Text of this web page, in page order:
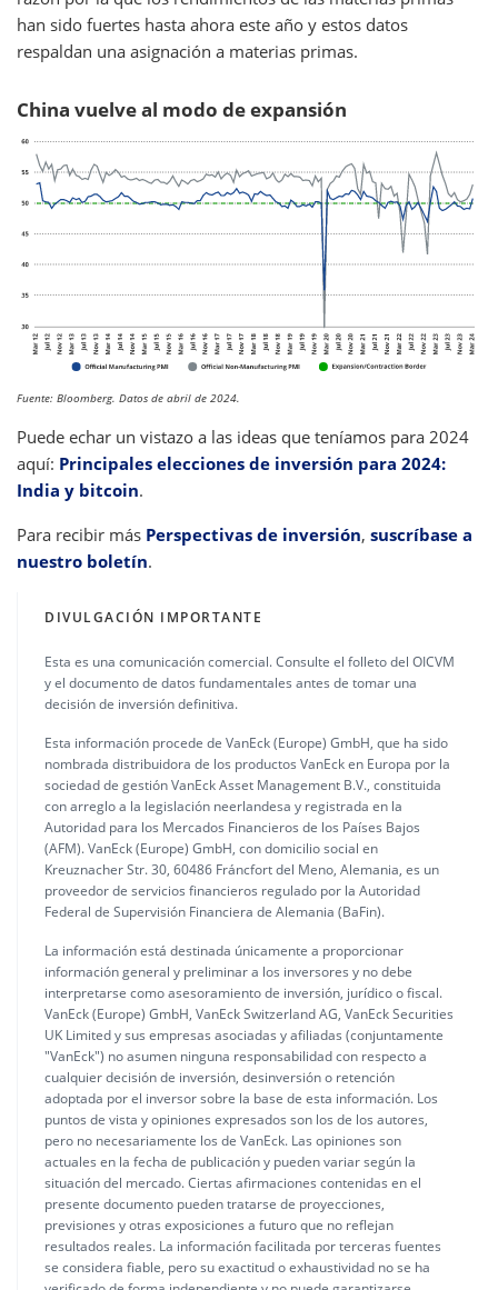
han sido fuertes hasta ahora este año y estos datos
respaldan una asignación a materias primas.
China vuelve al modo de expansión
Fuente: Bloomberg. Datos de abril de 2024.
Puede echar un vistazo a las ideas que teníamos para 2024
aquí: Principales elecciones de inversión para 2024:
India y bitcoin.
Para recibir más Perspectivas de inversión, suscríbase a
nuestro boletín.
DIVULGACIÓN IMPORTANTE
Esta es una comunicación comercial. Consulte el folleto del OICVM
y el documento de datos fundamentales antes de tomar una
decisión de inversión definitiva.
Esta información procede de VanEck (Europe) GmbH, que ha sido
nombrada distribuidora de los productos VanEck en Europa por la
sociedad de gestión VanEck Asset Management B.V., constituida
con arreglo a la legislación neerlandesa y registrada en la
Autoridad para los Mercados Financieros de los Países Bajos
(AFM). VanEck (Europe) GmbH, con domicilio social en
Kreuznacher Str. 30, 60486 Fráncfort del Meno, Alemania, es un
proveedor de servicios financieros regulado por la Autoridad
Federal de Supervisión Financiera de Alemania (BaFin).
La información está destinada únicamente a proporcionar
información general y preliminar a los inversores y no debe
interpretarse como asesoramiento de inversión, jurídico o fiscal.
VanEck (Europe) GmbH, VanEck Switzerland AG, VanEck Securities
UK Limited y sus empresas asociadas y afiliadas (conjuntamente
"VanEck") no asumen ninguna responsabilidad con respecto a
cualquier decisión de inversión, desinversión o retención
adoptada por el inversor sobre la base de esta información. Los
puntos de vista y opiniones expresados son los de los autores,
pero no necesariamente los de VanEck. Las opiniones son
actuales en la fecha de publicación y pueden variar según la
situación del mercado. Ciertas afirmaciones contenidas en el
presente documento pueden tratarse de proyecciones,
previsiones y otras exposiciones a futuro que no reflejan
resultados reales. La información facilitada por terceras fuentes
se considera fiable, pero su exactitud o exhaustividad no se ha